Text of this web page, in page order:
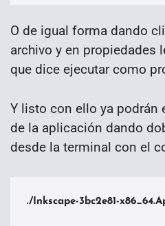
O de igual forma dando
archivo y en propiedades
que dice ejecutar como
Y listo con ello ya podrán
de la aplicación dando
desde la terminal con el
./Inkscape-3bc2e81-